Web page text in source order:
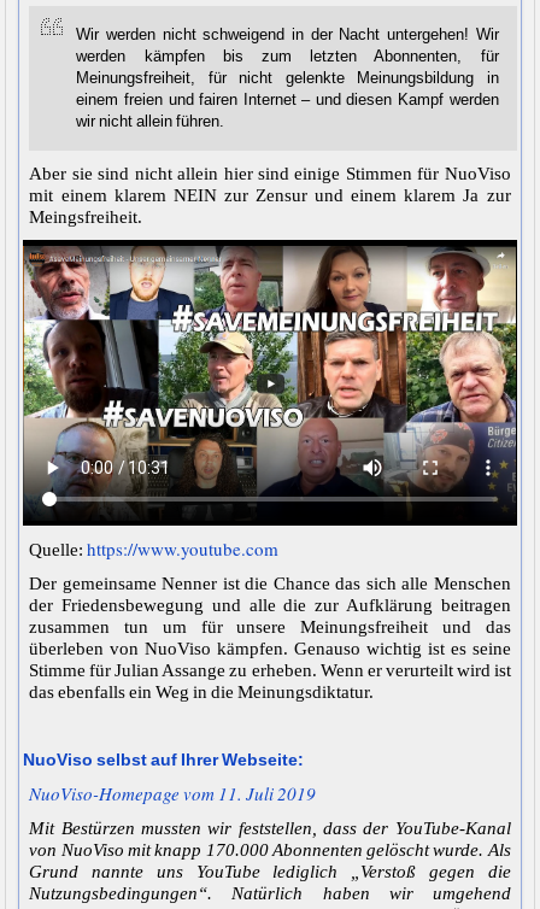
Wir werden nicht schweigend in der Nacht untergehen! Wir
werden kämpfen bis zum letzten Abonnenten, für
Meinungsfreiheit, für nicht gelenkte Meinungsbildung in
einem freien und fairen Internet – und diesen Kampf werden
wir nicht allein führen.
Aber sie sind nicht allein hier sind einige Stimmen für NuoViso
mit einem klarem NEIN zur Zensur und einem klarem Ja zur
Meingsfreiheit.
Quelle:https://www.youtube.com
Der gemeinsame Nenner ist die Chance das sich alle Menschen
der Friedensbewegung und alle die zur Aufklärung beitragen
zusammen tun um für unsere Meinungsfreiheit und das
überleben von NuoViso kämpfen. Genauso wichtig ist es seine
Stimme für Julian Assange zu erheben. Wenn er verurteilt wird ist
das ebenfalls ein Weg in die Meinungsdiktatur.
NuoViso selbst auf Ihrer Webseite:
NuoViso-Homepage vom 11. Juli 2019
Mit Bestürzen mussten wir feststellen, dass der YouTube-Kanal
von NuoViso mit knapp 170.000 Abonnenten gelöscht wurde. Als
Grund nannte uns YouTube lediglich „Verstoß gegen die
Nutzungsbedingungen“. Natürlich haben wir umgehend